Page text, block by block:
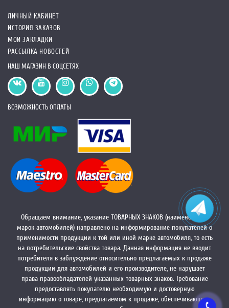
ЛИЧНЫЙ КАБИНЕТ
ИСТОРИЯ ЗАКАЗОВ
МОИ ЗАКЛАДКИ
РАССЫЛКА НОВОСТЕЙ
НАШ МАГАЗИН В СОЦСЕТЯХ
ВОЗМОЖНОСТЬ ОПЛАТЫ
Обращаем внимание, указание ТОВАРНЫХ ЗНАКОВ (наименований
марок автомобилей) направлено на информирование покупателей о
применимости продукции к той или иной марке автомобиля, то есть
на потребительские свойства товара. Данная информация не вводит
потребителя в заблуждение относительно предлагаемых к продаже
продукции для автомобилей и его производителе, не нарушает
права правообладателей указанных товарных знаков. Требование
предоставлять покупателю необходимую и достоверную
информацию о товаре, предлагаемом к продаже, обеспечивающую